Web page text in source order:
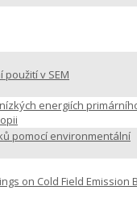
v SEM
energiích
pomocí environmentální
on Cold Field Emission